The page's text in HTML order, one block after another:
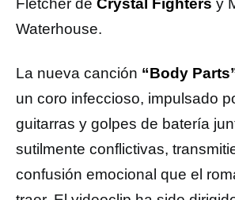
Fletcher de Crystal Fighters y
Waterhouse.
La nueva canción “Body
un coro infeccioso, impulsado
guitarras y golpes de batería
sutilmente conflictivas,
confusión emocional que el